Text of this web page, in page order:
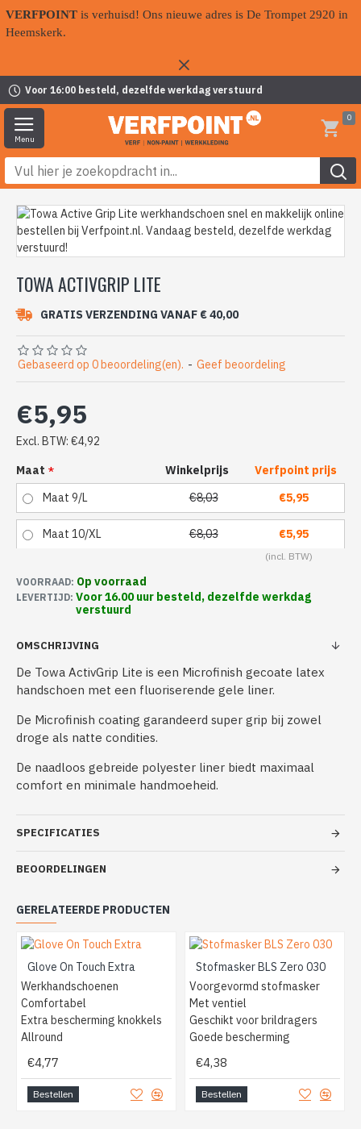
VERFPOINT is verhuisd! Ons nieuwe adres is De Trompet 2920 in
Heemskerk.
Voor 16:00 besteld, dezelfde werkdag verstuurd
0
TOWA ACTIVGRIP LITE
GRATIS VERZENDING VANAF € 40,00
VOORRAAD: Op voorraad
LEVERTIJD: Voor 16.00 uur besteld, dezelfde werkdag
verstuurd
Gebaseerd op 0 beoordeling(en). - Geef beoordeling
€5,95
Excl. BTW: €4,92
Maat
Winkelprijs
Verfpoint prijs
€8,03
€5,95
Maat 9/L
€8,03 €5,95
Maat 10/XL
OMSCHRIJVING
De Towa ActivGrip Lite is een Microfinish gecoate latex
handschoen met een fluoriserende gele liner.
De Microfinish coating garandeerd super grip bij zowel
droge als natte condities.
De naadloos gebreide polyester liner biedt maximaal
comfort en minimale handmoeheid.
SPECIFICATIES
BEOORDELINGEN
GERELATEERDE PRODUCTEN
Glove On Touch Extra
Werkhandschoenen
Comfortabel
Extra bescherming knokkels
Allround
€4,77
Bestellen
Stofmasker BLS Zero 030
Voorgevormd stofmasker
Met ventiel
Geschikt voor brildragers
Goede bescherming
€4,38
Bestellen